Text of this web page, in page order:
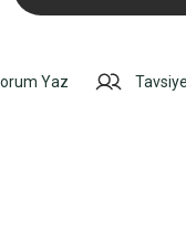
Yaz